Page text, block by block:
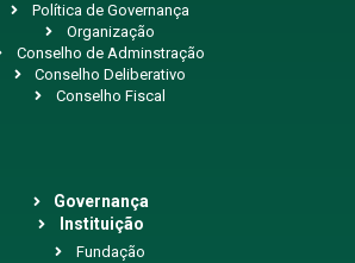
Política de Governança
Organização
Conselho de Adminstração
Conselho Deliberativo
Conselho Fiscal
Governança
Instituição
Fundação